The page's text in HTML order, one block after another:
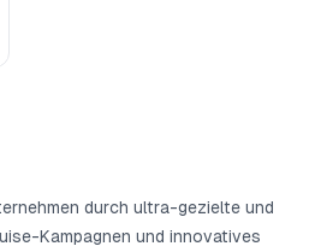
durch ultra-gezielte und
Kampagnen und innovatives